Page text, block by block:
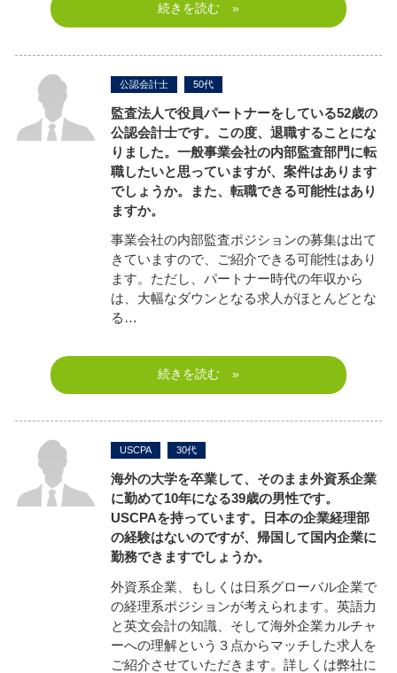
続きを読む »
公認会計士 50代
監査法人で役員パートナーをしている52歳の
公認会計士です。この度、退職することにな
りました。一般事業会社の内部監査部門に転
職したいと思っていますが、案件はあります
でしょうか。また、転職できる可能性はあり
ますか。
事業会社の内部監査ポジションの募集は出て
きていますので、ご紹介できる可能性はあり
ます。ただし、パートナー時代の年収から
は、大幅なダウンとなる求人がほとんどとな
る…
続きを読む »
USCPA 30代
海外の大学を卒業して、そのまま外資系企業
に勤めて10年になる39歳の男性です。
USCPAを持っています。日本の企業経理部
の経験はないのですが、帰国して国内企業に
勤務できますでしょうか。
外資系企業、もしくは日系グローバル企業で
の経理系ポジションが考えられます。英語力
と英文会計の知識、そして海外企業カルチャ
ーへの理解という３点からマッチした求人を
ご紹介させていただきます。詳しくは弊社に